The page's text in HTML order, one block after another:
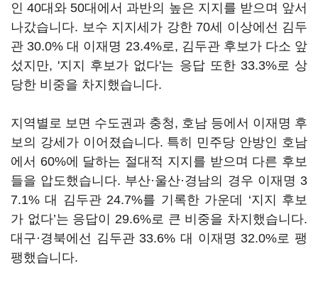
인 40대와 50대에서 과반의 높은 지지를 받으며 앞서
나갔습니다. 보수 지지세가 강한 70세 이상에선 김두
관 30.0% 대 이재명 23.4%로, 김두관 후보가 다소 앞
섰지만, '지지 후보가 없다'는 응답 또한 33.3%로 상
당한 비중을 차지했습니다.
지역별로 보면 수도권과 충청, 호남 등에서 이재명 후
보의 강세가 이어졌습니다. 특히 민주당 안방인 호남
에서 60%에 달하는 절대적 지지를 받으며 다른 후보
들을 압도했습니다. 부산·울산·경남의 경우 이재명 3
7.1% 대 김두관 24.7%를 기록한 가운데 ‘지지 후보
가 없다’는 응답이 29.6%로 큰 비중을 차지했습니다.
대구·경북에선 김두관 33.6% 대 이재명 32.0%로 팽
팽했습니다.